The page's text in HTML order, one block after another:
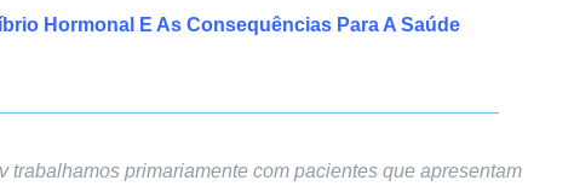
Hormonal E As Consequências Para A Saúde
trabalhamos primariamente com pacientes que apresentam